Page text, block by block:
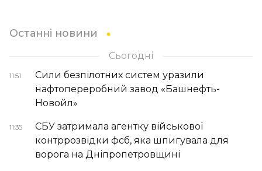
Останні новини
Сьогодні
11:51
Сили безпілотних систем уразили
нафтопереробний завод «Башнефть-
Новойл»
11:35
СБУ затримала агентку військової
контррозвідки фсб, яка шпигувала для
ворога на Дніпропетровщині